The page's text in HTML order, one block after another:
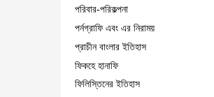
পরিবার-পরিকল্পনা
পর্নগ্রাফি এবং এর নিরাময়
প্রাচীন বাংলার ইতিহাস
ফিকহে হানাফি
ফিলিস্তিনের ইতিহাস